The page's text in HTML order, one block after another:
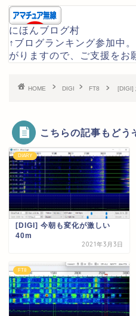
にほんブログ村
↑ブログランキング参加中
がりますので、ご支援をお
HOME DIGI FT8 [DIGI]
こちらの記事もどう
DIARY
[DIGI] 今朝も変化が激しい
40m
2021年3月3日
FT8